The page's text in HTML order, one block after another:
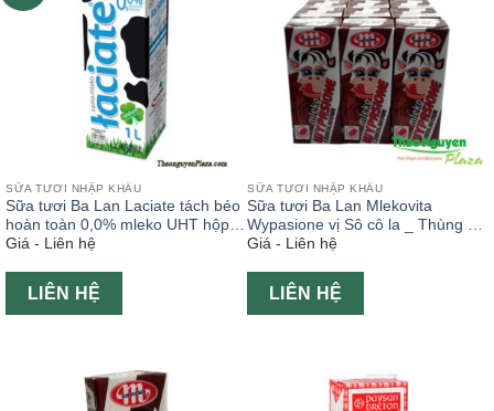
SỮA TƯƠI NHẬP KHẨU
Sữa tươi Ba Lan Laciate tách béo
hoàn toàn 0,0% mleko UHT hộp
1L
Giá - Liên hệ
LIÊN HỆ
SỮA TƯƠI NHẬP KHẨU
Sữa tươi Ba Lan Mlekovita
Wypasione vị Sô cô la _ Thùng 30
hộp x 200ml
Giá - Liên hệ
LIÊN HỆ